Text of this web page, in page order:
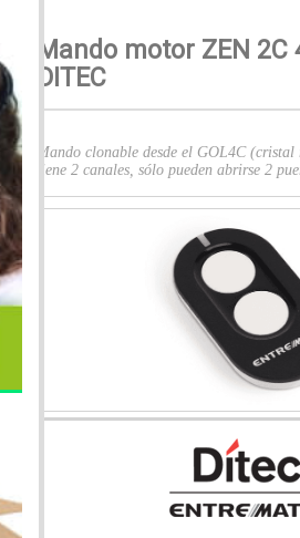
Mando motor ZEN 2C
DITEC
Mando clonable desde el GOL4C
tiene 2 canales, sólo pueden abrirse 2